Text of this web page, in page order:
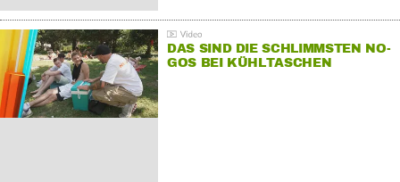
DAS SIND DIE SCHLIMMSTEN NO-
GOS BEI KÜHLTASCHEN